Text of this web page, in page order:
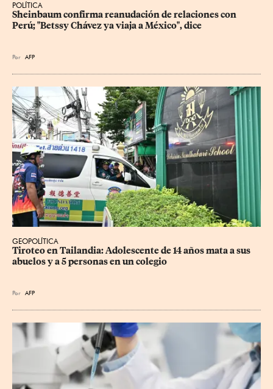
POLÍTICA
Sheinbaum confirma reanudación de relaciones con
Perú; "Betssy Chávez ya viaja a México", dice
Por AFP
GEOPOLÍTICA
Tiroteo en Tailandia: Adolescente de 14 años mata a sus
abuelos y a 5 personas en un colegio
Por AFP